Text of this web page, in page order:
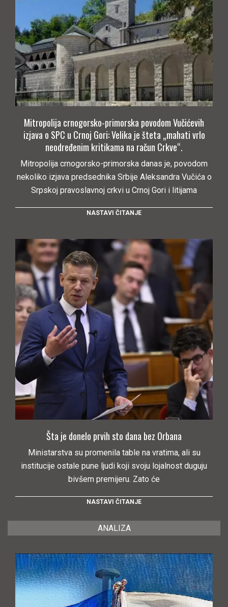
Mitropolija crnogorsko-primorska povodom Vučićevih
izjava o SPC u Crnoj Gori: Velika je šteta „mahati vrlo
neodređenim kritikama na račun Crkve“.
Mitropolija crnogorsko-primorska danas je, povodom
nekoliko izjava predsednika Srbije Aleksandra Vučića o
Srpskoj pravoslavnoj crkvi u Crnoj Gori i litijama
NASTAVI ČITANJE
Šta je donelo prvih sto dana bez Orbana
Ministarstva su promenila table na vratima, ali su
institucije ostale pune ljudi koji svoju lojalnost duguju
bivšem premijeru. Zato će
NASTAVI ČITANJE
ANALIZA